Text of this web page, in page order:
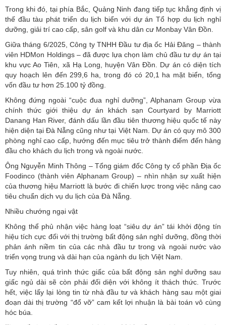
Trong khi đó, tại phía Bắc, Quảng Ninh đang tiếp tục khẳng định vị
thế đầu tàu phát triển du lịch biển với dự án Tổ hợp du lịch nghỉ
dưỡng, giải trí cao cấp, sân golf và khu dân cư Monbay Vân Đồn.
Giữa tháng 6/2025, Công ty TNHH Đầu tư địa ốc Hải Đăng – thành
viên HDMon Holdings – đã được lựa chọn làm chủ đầu tư dự án tại
khu vực Ao Tiên, xã Hạ Long, huyện Vân Đồn. Dự án có diện tích
quy hoạch lên đến 299,6 ha, trong đó có 20,1 ha mặt biển, tổng
vốn đầu tư hơn 25.100 tỷ đồng.
Không đứng ngoài “cuộc đua nghỉ dưỡng”, Alphanam Group vừa
chính thức giới thiệu dự án khách sạn Courtyard by Marriott
Danang Han River, đánh dấu lần đầu tiên thương hiệu quốc tế này
hiện diện tại Đà Nẵng cũng như tại Việt Nam. Dự án có quy mô 300
phòng nghỉ cao cấp, hướng đến mục tiêu trở thành điểm đến hàng
đầu cho khách du lịch trong và ngoài nước.
Ông Nguyễn Minh Thông – Tổng giám đốc Công ty cổ phần Địa ốc
Foodinco (thành viên Alphanam Group) – nhìn nhận sự xuất hiện
của thương hiệu Marriott là bước đi chiến lược trong việc nâng cao
tiêu chuẩn dịch vụ du lịch của Đà Nẵng.
Nhiều chướng ngại vật
Không thể phủ nhận việc hàng loạt “siêu dự án” tái khởi động tín
hiệu tích cực đối với thị trường bất động sản nghỉ dưỡng, đồng thời
phản ánh niềm tin của các nhà đầu tư trong và ngoài nước vào
triển vọng trung và dài hạn của ngành du lịch Việt Nam.
Tuy nhiên, quá trình thức giấc của bất động sản nghỉ dưỡng sau
giấc ngủ dài sẽ còn phải đối diện với không ít thách thức. Trước
hết, việc lấy lại lòng tin từ nhà đầu tư và khách hàng sau một giai
đoạn dài thị trường “đổ vỡ” cam kết lợi nhuận là bài toán vô cùng
hóc búa.